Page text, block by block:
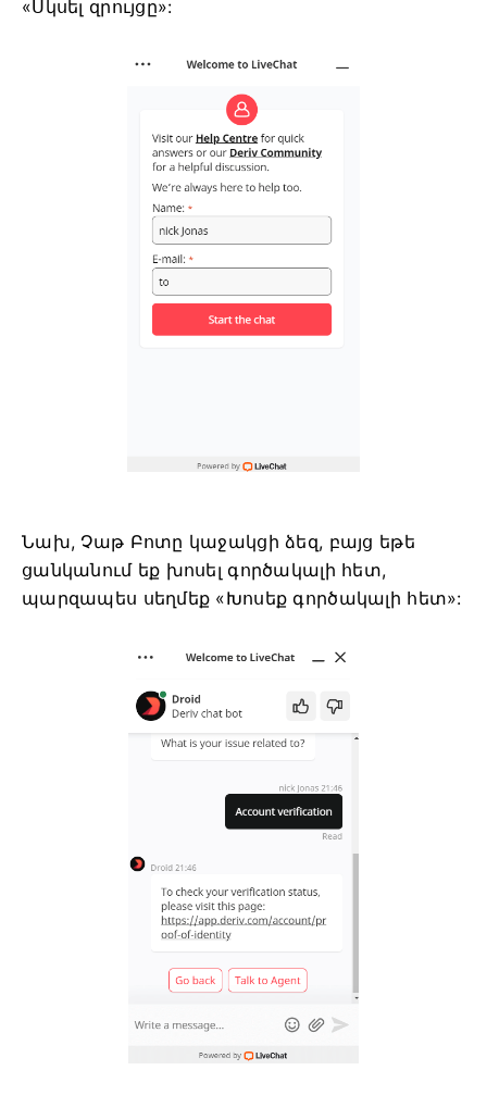
«Սկսել զրույցը»:
Նախ, Չաթ Բոտը կաջակցի ձեզ, բայց եթե
ցանկանում եք խոսել գործակալի հետ,
պարզապես սեղմեք «Խոսեք գործակալի հետ»: